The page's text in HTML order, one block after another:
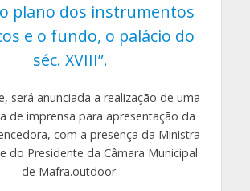
plano dos instrumentos
e o fundo, o palácio do
séc. XVIII”.
será anunciada a realização de uma
de imprensa para apresentação da
com a presença da Ministra
do Presidente da Câmara Municipal
de Mafra.outdoor.